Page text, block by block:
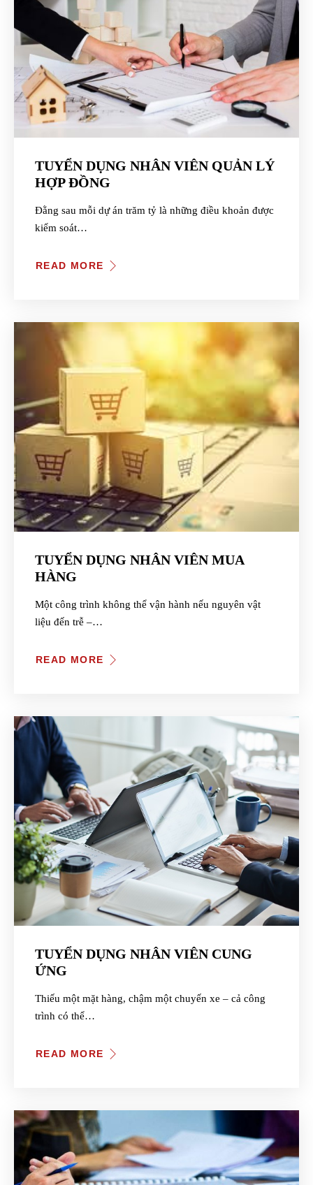
TUYỂN DỤNG NHÂN VIÊN QUẢN LÝ
HỢP ĐỒNG
Đằng sau mỗi dự án trăm tỷ là những điều khoản được
kiểm soát…
READ MORE
TUYỂN DỤNG NHÂN VIÊN MUA
HÀNG
Một công trình không thể vận hành nếu nguyên vật
liệu đến trễ –…
READ MORE
TUYỂN DỤNG NHÂN VIÊN CUNG
ỨNG
Thiếu một mặt hàng, chậm một chuyến xe – cả công
trình có thể…
READ MORE